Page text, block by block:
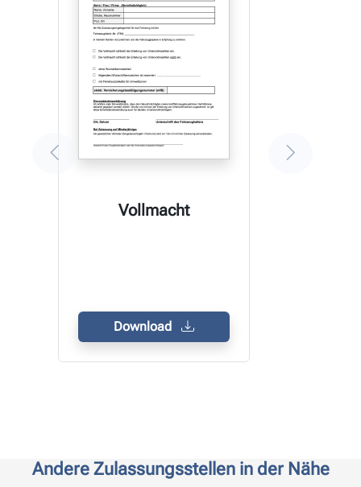
Vollmacht
Download
Andere Zulassungsstellen in der Nähe